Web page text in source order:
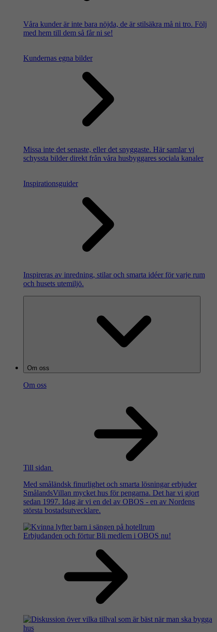
Våra kunder är inte bara nöjda, de är stilsäkra må ni tro. Följ
med hem till dem så får ni se!
Kundernas egna bilder
Missa inte det senaste, eller det snyggaste. Här samlar vi
schyssta bilder direkt från våra husbyggares sociala kanaler
Inspirationsguider
Inspireras av inredning, stilar och smarta idéer för varje rum
och husets utemiljö.
Om oss
Om oss
Till sidan
Med småländsk finurlighet och smarta lösningar erbjuder
SmålandsVillan mycket hus för pengarna. Det har vi gjort
sedan 1997. Idag är vi en del av OBOS - en av Nordens
största bostadsutvecklare.
Erbjudanden och förtur Bli medlem i OBOS nu!